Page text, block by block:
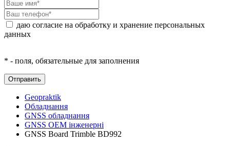
даю согласие на обработку и хранение персональных
данных
* - поля, обязательные для заполнения
Geopraktik
Обладнання
GNSS обладнання
GNSS ОЕМ інженерні
GNSS Board Trimble BD992